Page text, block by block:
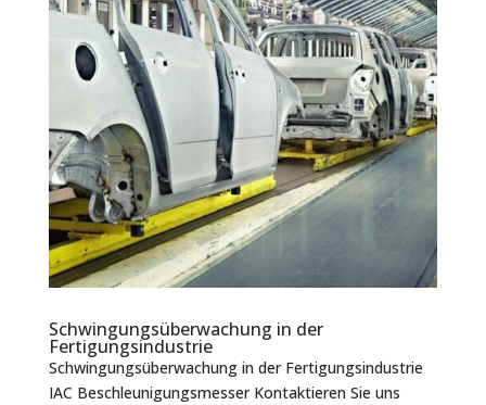
Schwingungsüberwachung in der
Fertigungsindustrie
Schwingungsüberwachung in der Fertigungsindustrie
IAC Beschleunigungsmesser Kontaktieren Sie uns